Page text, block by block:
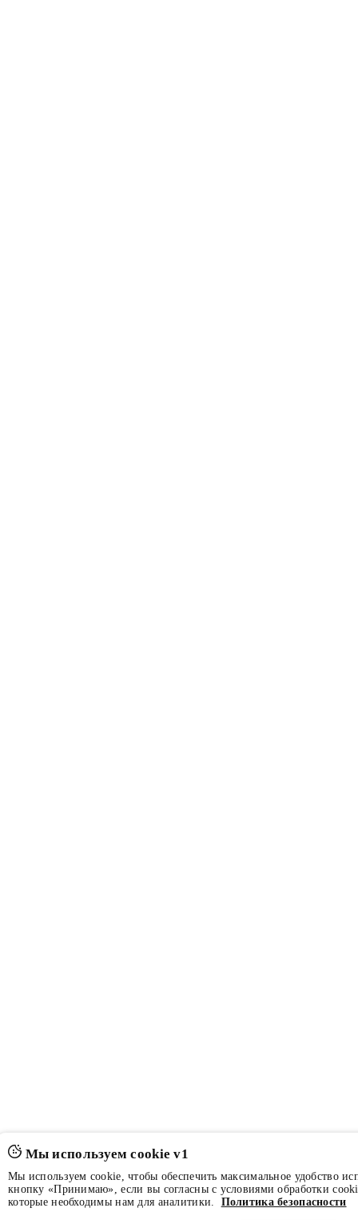
Мы используем cookie v1
Мы используем cookie, чтобы обеспечить максимальное удобство
кнопку «Принимаю», если вы согласны с условиями обработки
которые необходимы нам для аналитики.
Политика безопасности